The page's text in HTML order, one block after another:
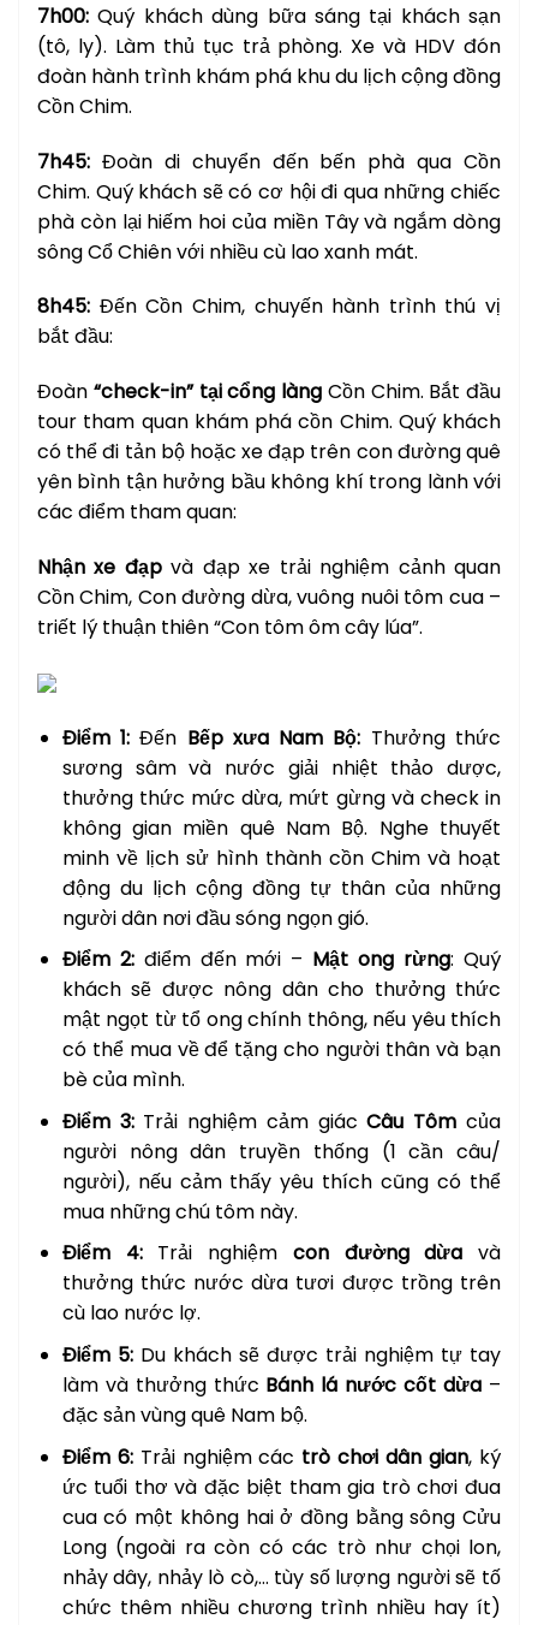
7h00:Quý khách dùng bữa sáng tại khách sạn
(tô, ly). Làm thủ tục trả phòng. Xe và HDV đón
đoàn hành trình khám phá khu du lịch cộng đồng
Cồn Chim.
7h45: Đoàn di chuyển đến bến phà qua Cồn
Chim. Quý khách sẽ có cơ hội đi qua những chiếc
phà còn lại hiếm hoi của miền Tây và ngắm dòng
sông Cổ Chiên với nhiều cù lao xanh mát.
8h45: Đến Cồn Chim, chuyến hành trình thú vị
bắt đầu:
Đoàn “check-in” tại cổng làng Cồn Chim. Bắt đầu
tour tham quan khám phá cồn Chim. Quý khách
có thể đi tản bộ hoặc xe đạp trên con đường quê
yên bình tận hưởng bầu không khí trong lành với
các điểm tham quan:
Nhận xe đạpvà đạp xe trải nghiệm cảnh quan
Cồn Chim, Con đường dừa, vuông nuôi tôm cua –
triết lý thuận thiên “Con tôm ôm cây lúa”.
Điểm 1:Đến Bếp xưa Nam Bộ: Thưởng thức
sương sâm và nước giải nhiệt thảo dược,
thưởng thức mức dừa, mứt gừng và check in
không gian miền quê Nam Bộ. Nghe thuyết
minh về lịch sử hình thành cồn Chim và hoạt
động du lịch cộng đồng tự thân của những
người dân nơi đầu sóng ngọn gió.
Điểm 2:điểm đến mới – Mật ong rừng: Quý
khách sẽ được nông dân cho thưởng thức
mật ngọt từ tổ ong chính thông, nếu yêu thích
có thể mua về để tặng cho người thân và bạn
bè của mình.
Điểm 3: Trải nghiệm cảm giácCâu Tômcủa
người nông dân truyền thống (1 cần câu/
người), nếu cảm thấy yêu thích cũng có thể
mua những chú tôm này.
Điểm 4:Trải nghiệm con đường dừa và
thưởng thức nước dừa tươi được trồng trên
cù lao nước lợ.
Điểm 5: Du khách sẽ được trải nghiệm tự tay
làm và thưởng thức Bánh lá nước cốt dừa –
đặc sản vùng quê Nam bộ.
Điểm 6:Trải nghiệm các trò chơi dân gian, ký
ức tuổi thơ và đặc biệt tham gia trò chơi đua
cua có một không hai ở đồng bằng sông Cửu
Long (ngoài ra còn có các trò như chọi lon,
nhảy dây, nhảy lò cò,… tùy số lượng người sẽ tố
chức thêm nhiều chương trình nhiều hay ít)